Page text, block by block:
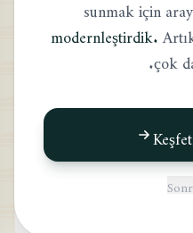
Nevileri ve
257- İtikâf lûgat
devam etmek
modernleştirdik.
çok